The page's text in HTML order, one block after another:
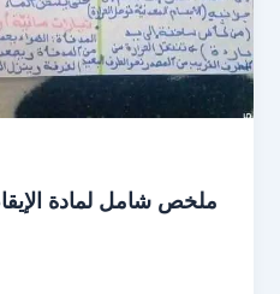
ملخص شامل لمادة